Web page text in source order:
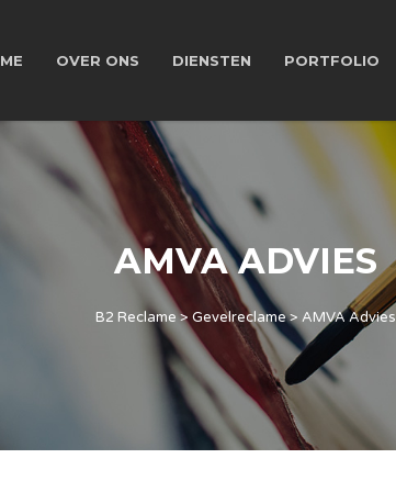
OVER ONS DIENSTEN PORTFOLIO
AMVA ADVIES
B2 Reclame> Gevelreclame> AMVA Advies